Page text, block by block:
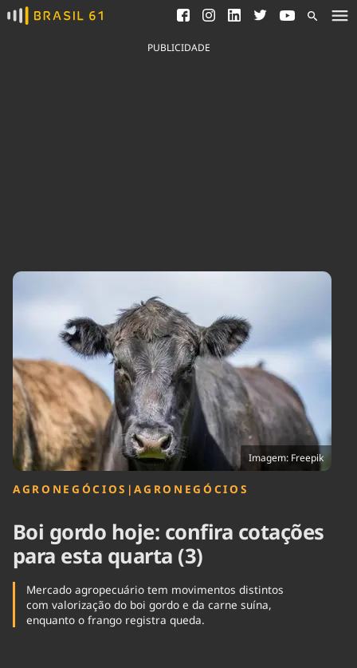
Ver todas as notícias
Saneamento
Indicadores
Brasil Mineral
Tecnologia
Cinema
Comportamento
Cultura
Economia
Educação
Infraestrutura
Internacional
Podcast
Política
Saúde
Tempo
PUBLICIDADE
Imagem: Freepik
AGRONEGÓCIOS |AGRONEGÓCIOS
Boi gordo hoje: confira cotações
para esta quarta (3)
Mercado agropecuário tem movimentos distintos
com valorização do boi gordo e da carne suína,
enquanto o frango registra queda.